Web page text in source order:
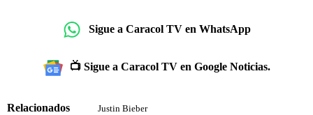
Sigue a Caracol TV en WhatsApp
📺 Sigue a Caracol TV en Google Noticias.
Relacionados Justin Bieber